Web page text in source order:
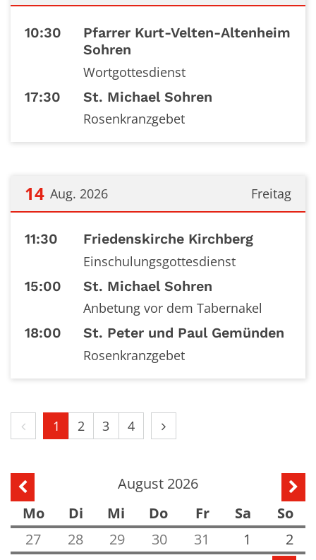
10:30
Pfarrer Kurt-Velten-Altenheim
Sohren
Wortgottesdienst
17:30 St. Michael Sohren
Rosenkranzgebet
Freitag
14 Aug. 2026
11:30 Friedenskirche Kirchberg
Einschulungsgottesdienst
15:00 St. Michael Sohren
Anbetung vor dem Tabernakel
18:00 St. Peter und Paul Gemünden
Rosenkranzgebet
Vorherige Seite
1 2 3 4 Nächste Seite
Vorherige Seite August 2026
Mo
Di Mi Do Fr Sa
So
27
28 29 30 31 1
2